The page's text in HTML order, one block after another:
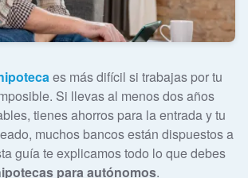
es más difícil si trabajas por tu
Si llevas al menos dos años
tienes ahorros para la entrada y tu
muchos bancos están dispuestos a
guía te explicamos todo lo que debes
para autónomos.